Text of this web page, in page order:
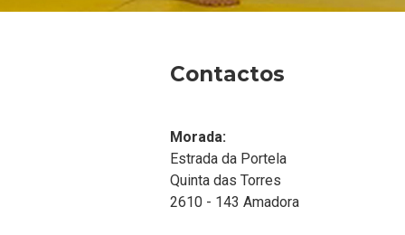
Contactos
Morada:
Estrada da Portela
Quinta das Torres
2610 - 143 Amadora